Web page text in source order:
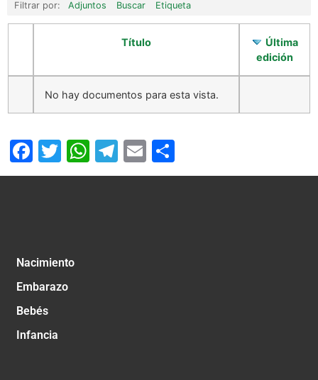
Filtrar por:
Adjuntos Buscar Etiqueta
Título
Última
edición
No hay documentos para esta vista.
Facebook
Twitter
WhatsApp
Telegram
Email
Nacimiento
Embarazo
Bebés
Infancia